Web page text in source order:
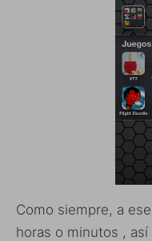
Como siempre, a
horas o minutos ,